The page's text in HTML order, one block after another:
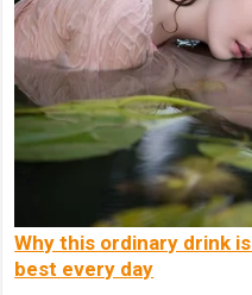
Why this ordinary drink
best every day